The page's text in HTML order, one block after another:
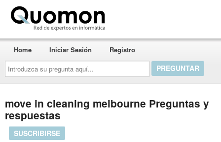
Introduzca
su
pregunta
aquí...
Home Iniciar Sesión Registro
move in cleaning melbourne Preguntas y
respuestas
SUSCRIBIRSE